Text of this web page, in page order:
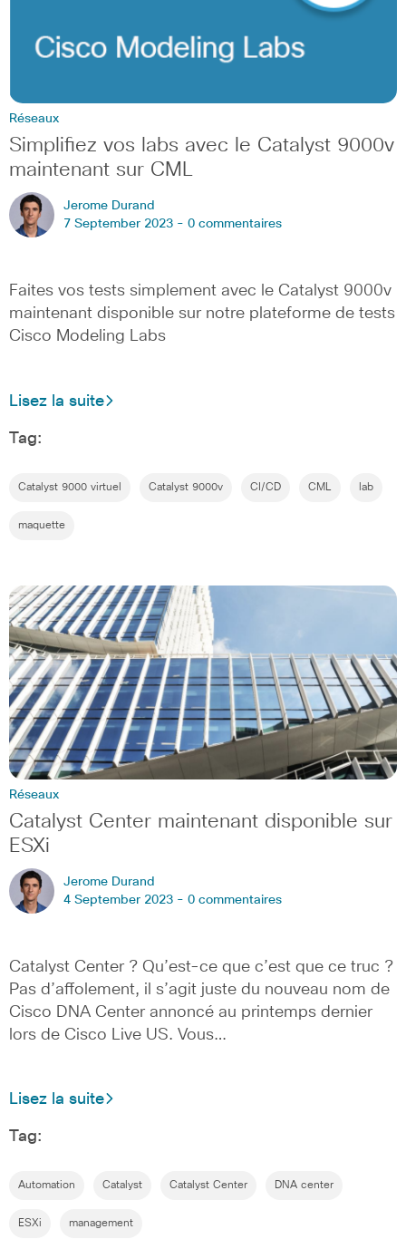
Réseaux
Simplifiez vos labs avec le Catalyst 9000v
maintenant sur CML
Jerome Durand
7 September 2023 - 0 commentaires
Faites vos tests simplement avec le Catalyst 9000v
maintenant disponible sur notre plateforme de tests
Cisco Modeling Labs
Lisez la suite
Tag:
Catalyst 9000 virtuel Catalyst 9000v CI/CD CML lab
maquette
Réseaux
Catalyst Center maintenant disponible sur
ESXi
Jerome Durand
4 September 2023 - 0 commentaires
Catalyst Center ? Qu’est-ce que c’est que ce truc ?
Pas d’affolement, il s’agit juste du nouveau nom de
Cisco DNA Center annoncé au printemps dernier
lors de Cisco Live US. Vous…
Lisez la suite
Tag:
Automation Catalyst Catalyst Center DNA center
ESXi management